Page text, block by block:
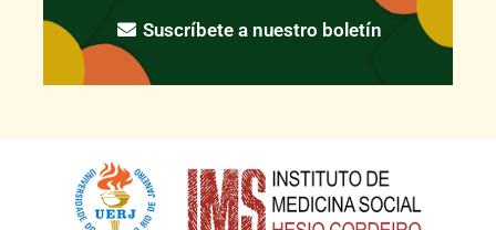
Suscríbete a nuestro boletín